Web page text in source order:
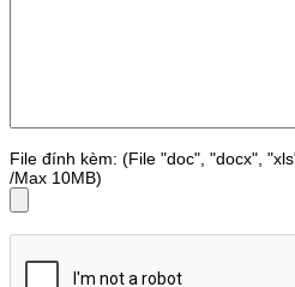
File đính kèm: (File "doc", "docx",
/Max 10MB)